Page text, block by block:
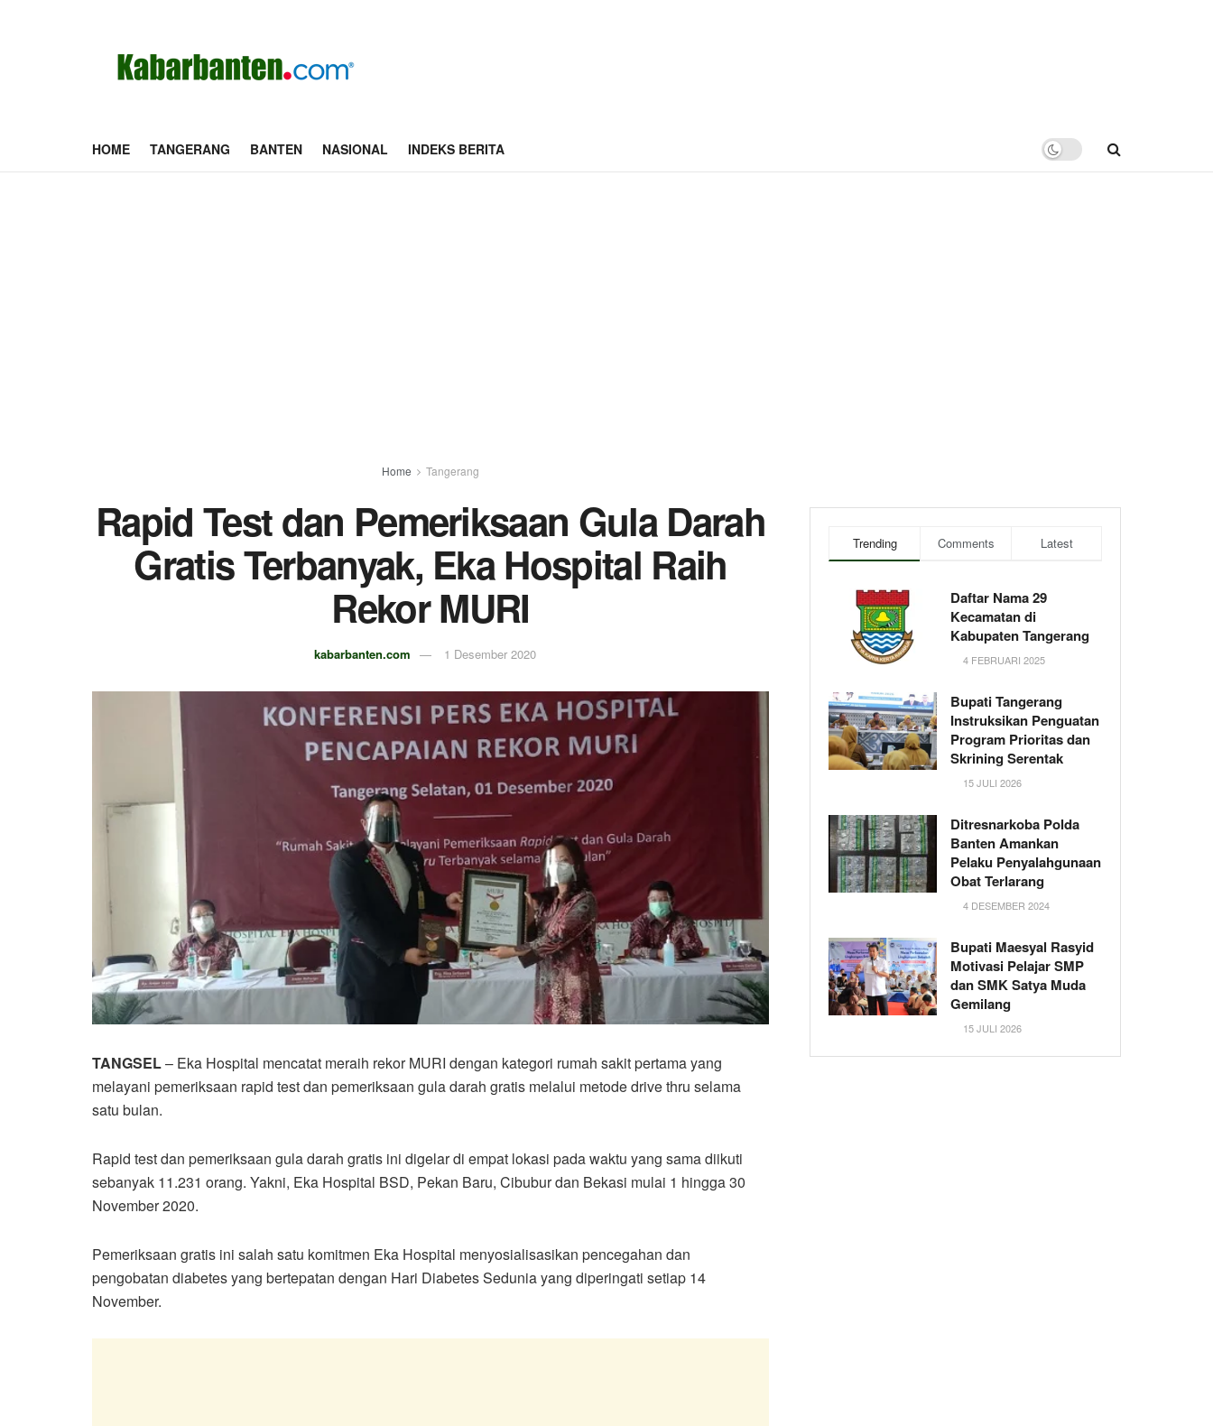
HOME TANGERANG BANTEN NASIONAL INDEKS BERITA
Home Tangerang
Rapid Test dan Pemeriksaan Gula Darah
Gratis Terbanyak, Eka Hospital Raih
Rekor MURI
kabarbanten.com 1 Desember 2020
TANGSEL– Eka Hospital mencatat meraih rekor MURI dengan kategori rumah sakit pertama yang
melayani pemeriksaan rapid test dan pemeriksaan gula darah gratis melalui metode drive thru selama
satu bulan.
Rapid test dan pemeriksaan gula darah gratis ini digelar di empat lokasi pada waktu yang sama diikuti
sebanyak 11.231 orang. Yakni, Eka Hospital BSD, Pekan Baru, Cibubur dan Bekasi mulai 1 hingga 30
November 2020.
Pemeriksaan gratis ini salah satu komitmen Eka Hospital menyosialisasikan pencegahan dan
pengobatan diabetes yang bertepatan dengan Hari Diabetes Sedunia yang diperingati setiap 14
November.
Trending Comments Latest
Daftar Nama 29
Kecamatan di
Kabupaten Tangerang
4 FEBRUARI 2025
Bupati Tangerang
Instruksikan Penguatan
Program Prioritas dan
Skrining Serentak
15 JULI 2026
Ditresnarkoba Polda
Banten Amankan
Pelaku Penyalahgunaan
Obat Terlarang
4 DESEMBER 2024
Bupati Maesyal Rasyid
Motivasi Pelajar SMP
dan SMK Satya Muda
Gemilang
15 JULI 2026